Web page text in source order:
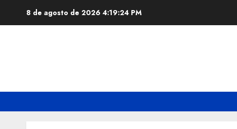
8 de agosto de 2026 4:19:25 PM